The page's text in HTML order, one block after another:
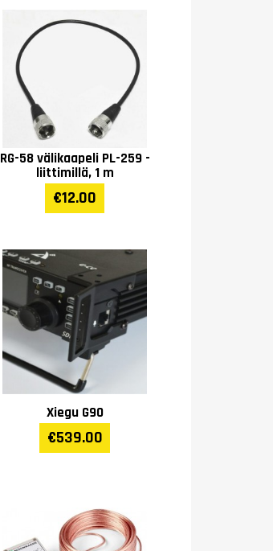
RG-58 välikaapeli PL-259 -
liittimillä, 1 m
€12.00
Xiegu G90
€539.00